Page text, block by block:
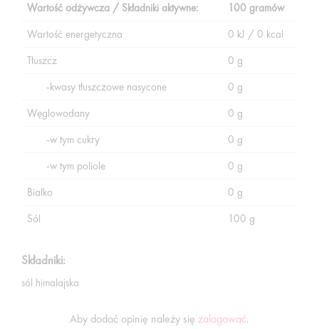
Wartość odżywcza / Składniki aktywne:
100 gramów
Wartość energetyczna
0 kJ / 0 kcal
Tłuszcz
0 g
-kwasy tłuszczowe nasycone
0 g
Węglowodany
0 g
-w tym cukry
0 g
-w tym poliole
0 g
Białko
0 g
Sól
100 g
Składniki:
sól himalajska
Aby dodać opinię należy się zalogować.